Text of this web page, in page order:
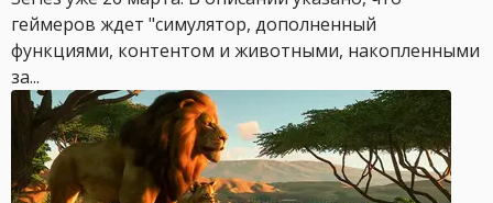
геймеров ждет "симулятор, дополненный
функциями, контентом и животными, накопленными
за...